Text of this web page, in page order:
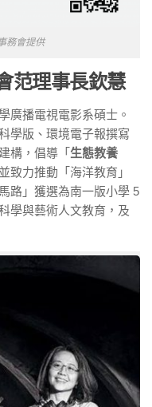
務會提供
范理事長欽慧
廣播電視電影系碩士。
學版、環境電子報撰寫
構，倡導「 生態教養
致力推動「海洋教育」
路」獲選為南一版小學 5
學與藝術人文教育，及